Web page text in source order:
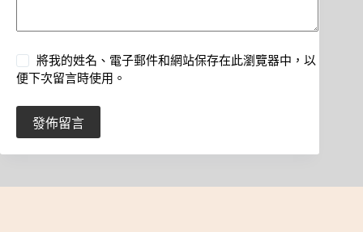
將我的姓名、電子郵件和網站保存在此瀏覽器中，以
便下次留言時使用。
發佈留言